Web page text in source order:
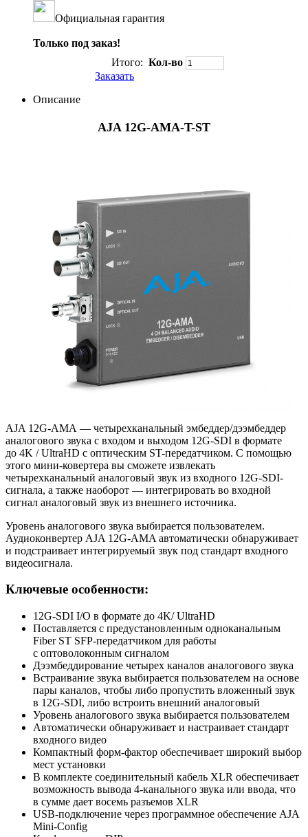
Официальная гарантия
Только под заказ!
Итого: Кол-во
Заказать
Описание
AJA 12G-AMA-T-ST
AJA 12G-AMA — четырехканальный эмбеддер/дээмбеддер
аналогового звука с входом и выходом 12G-SDI в формате
до 4K / UltraHD с оптическим ST-передатчиком. С помощью
этого мини-ковертера вы сможете извлекать
четырехканальный аналоговый звук из входного 12G-SDI-
сигнала, а также наоборот — интегрировать во входной
сигнал аналоговый звук из внешнего источника.
Уровень аналогового звука выбирается пользователем.
Аудиоконвертер AJA 12G-AMA автоматически обнаруживает
и подстраивает интегрируемый звук под стандарт входного
видеосигнала.
Ключевые особенности:
12G-SDI I/O в формате до 4K/ UltraHD
Поставляется с предустановленным одноканальным
Fiber ST SFP-передатчиком для работы
с оптоволоконным сигналом
Дээмбеддирование четырех каналов аналогового звука
Встраивание звука выбирается пользователем на основе
пары каналов, чтобы либо пропустить вложенный звук
в 12G-SDI, либо встроить внешний аналоговый
Уровень аналогового звука выбирается пользователем
Автоматически обнаруживает и настраивает стандарт
входного видео
Компактный форм-фактор обеспечивает широкий выбор
мест установки
В комплекте соединительный кабель XLR обеспечивает
возможность вывода 4-канального звука или ввода, что
в сумме дает восемь разъемов XLR
USB-подключение через программное обеспечение AJA
Mini-Config